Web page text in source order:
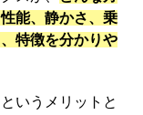
能、静かさ、乗
特徴を分かりや
いうメリットと